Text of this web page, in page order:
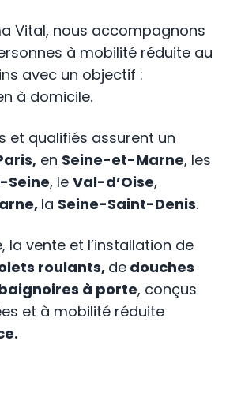
Vital, nous accompagnons
à mobilité réduite au
avec un objectif :
à domicile.
et qualifiés assurent un
en Seine-et-Marne, les
Seine, le Val-d’Oise,
la Seine-Saint-Denis.
la vente et l’installation de
roulants,de douches
à porte, conçus
et à mobilité réduite